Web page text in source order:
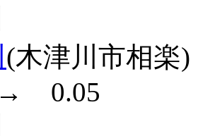
(木津川市相楽)
→
0.05